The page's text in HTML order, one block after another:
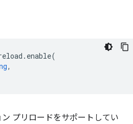
. enable(
,
プリロードをサポートしてい